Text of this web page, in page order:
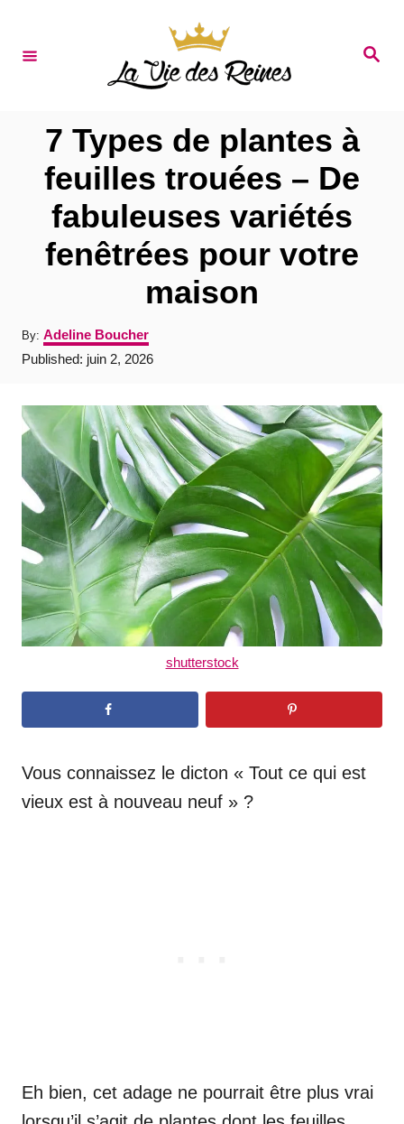
S
7 Types de plantes à
feuilles trouées – De
fabuleuses variétés
fenêtrées pour votre
maison
By: A
u
t
o
Adeline Boucher
P
t
e
d
n
Published: juin 2, 2026
shutterstock
Vous connaissez le dicton « Tout ce qui est
vieux est à nouveau neuf » ?
Eh bien, cet adage ne pourrait être plus vrai